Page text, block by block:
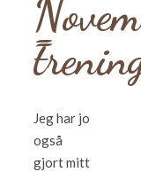
=
Jeg har jo
også
gjort mitt